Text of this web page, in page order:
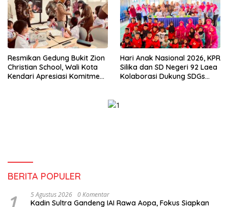
Resmikan Gedung Bukit Zion
Christian School, Wali Kota
Kendari Apresiasi Komitmen
Hari Anak Nasional 2026, KPR
Silika dan SD Negeri 92 Laea
Kolaborasi Dukung SDGs
BERITA POPULER
5 Agustus 2026 0 Komentar
Kadin Sultra Gandeng IAI Rawa Aopa, Fokus Siapkan